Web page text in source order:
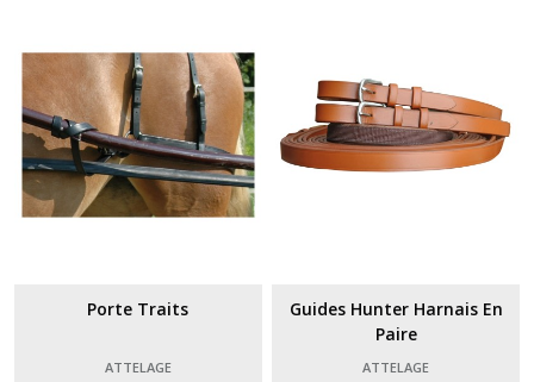
Porte Traits
ATTELAGE
Guides Hunter Harnais En
Paire
ATTELAGE